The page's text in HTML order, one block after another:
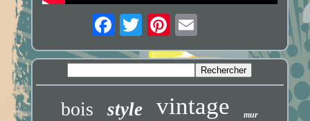
bois style vintage mur